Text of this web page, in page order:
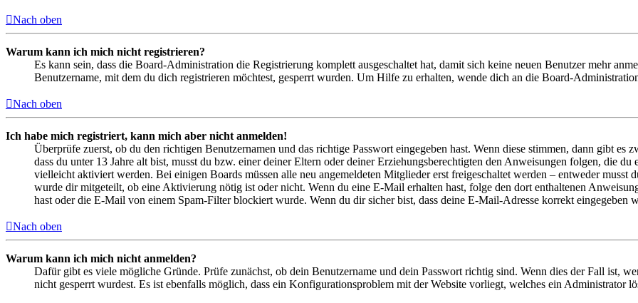
Nach oben
Warum kann ich mich nicht registrieren?
Es kann sein, dass die Board-Administration die Registrierung komplett ausgeschaltet hat, damit sich keine neuen Benutzer mehr
Benutzername, mit dem du dich registrieren möchtest, gesperrt wurden. Um Hilfe zu erhalten, wende dich an die Board-
Nach oben
Ich habe mich registriert, kann mich aber nicht anmelden!
Überprüfe zuerst, ob du den richtigen Benutzernamen und das richtige Passwort eingegeben hast. Wenn diese stimmen, dann gibt es
dass du unter 13 Jahre alt bist, musst du bzw. einer deiner Eltern oder deiner Erziehungsberechtigten den Anweisungen folgen, die
vielleicht aktiviert werden. Bei einigen Boards müssen alle neu angemeldeten Mitglieder erst freigeschaltet werden – entweder musst
wurde dir mitgeteilt, ob eine Aktivierung nötig ist oder nicht. Wenn du eine E-Mail erhalten hast, folge den dort enthaltenen
hast oder die E-Mail von einem Spam-Filter blockiert wurde. Wenn du dir sicher bist, dass deine E-Mail-Adresse korrekt eingegeben
Nach oben
Warum kann ich mich nicht anmelden?
Dafür gibt es viele mögliche Gründe. Prüfe zunächst, ob dein Benutzername und dein Passwort richtig sind. Wenn dies der Fall ist,
nicht gesperrt wurdest. Es ist ebenfalls möglich, dass ein Konfigurationsproblem mit der Website vorliegt, welches ein Administrator